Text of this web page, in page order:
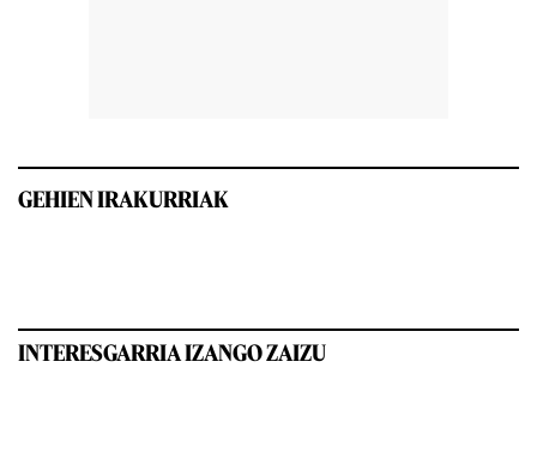
GEHIEN IRAKURRIAK
INTERESGARRIA IZANGO ZAIZU